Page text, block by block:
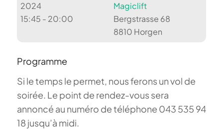
2024
15:45 - 20:00
Magiclift
Bergstrasse 68
8810 Horgen
Programme
Si le temps le permet, nous ferons un vol de
soirée. Le point de rendez-vous sera
annoncé au numéro de téléphone 043 535 94
18 jusqu’à midi.